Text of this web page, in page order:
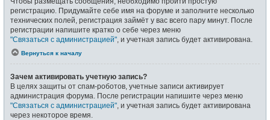
регистрацию. Придумайте себе имя на форуме и заполните несколько
технических полей, регистрация займёт у вас всего пару минут. После
регистрации напишите кратко о себе через меню
"Связаться с администрацией" , и учетная запись будет активирована.
Вернуться к началу
Зачем активировать учетную запись?
В целях защиты от спам-роботов, учетные записи активирует
администрация форума. После регистрации напишите через меню
"Связаться с администрацией" , и учетная запись будет активирована
через некоторое время.